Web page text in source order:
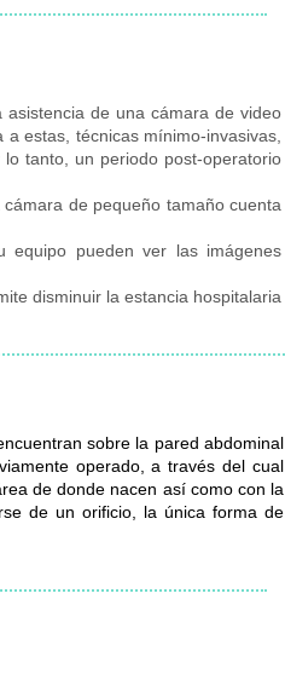
de una cámara de video
estas, técnicas mínimo-invasivas,
tanto, un periodo post-operatorio
de pequeño tamaño cuenta
equipo pueden ver las imágenes
disminuir la estancia hospitalaria
sobre la pared abdominal
operado, a través del cual
de donde nacen así como con la
de un orificio, la única forma de